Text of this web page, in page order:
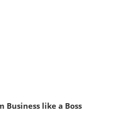
Business like a Boss